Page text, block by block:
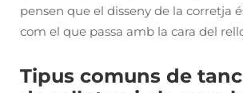
pensen que el disseny de la corretja
com el que passa amb la cara del
Tipus comuns de